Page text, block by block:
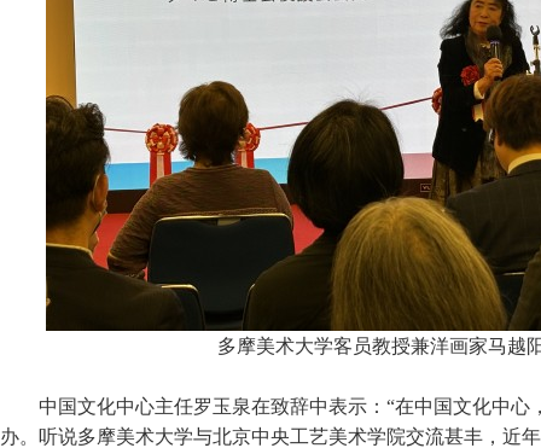
多摩美术大学客员教授兼洋画家马越
中国文化中心主任罗玉泉在致辞中表示：“在中国文化中
办。听说多摩美术大学与北京中央工艺美术学院交流甚丰，近